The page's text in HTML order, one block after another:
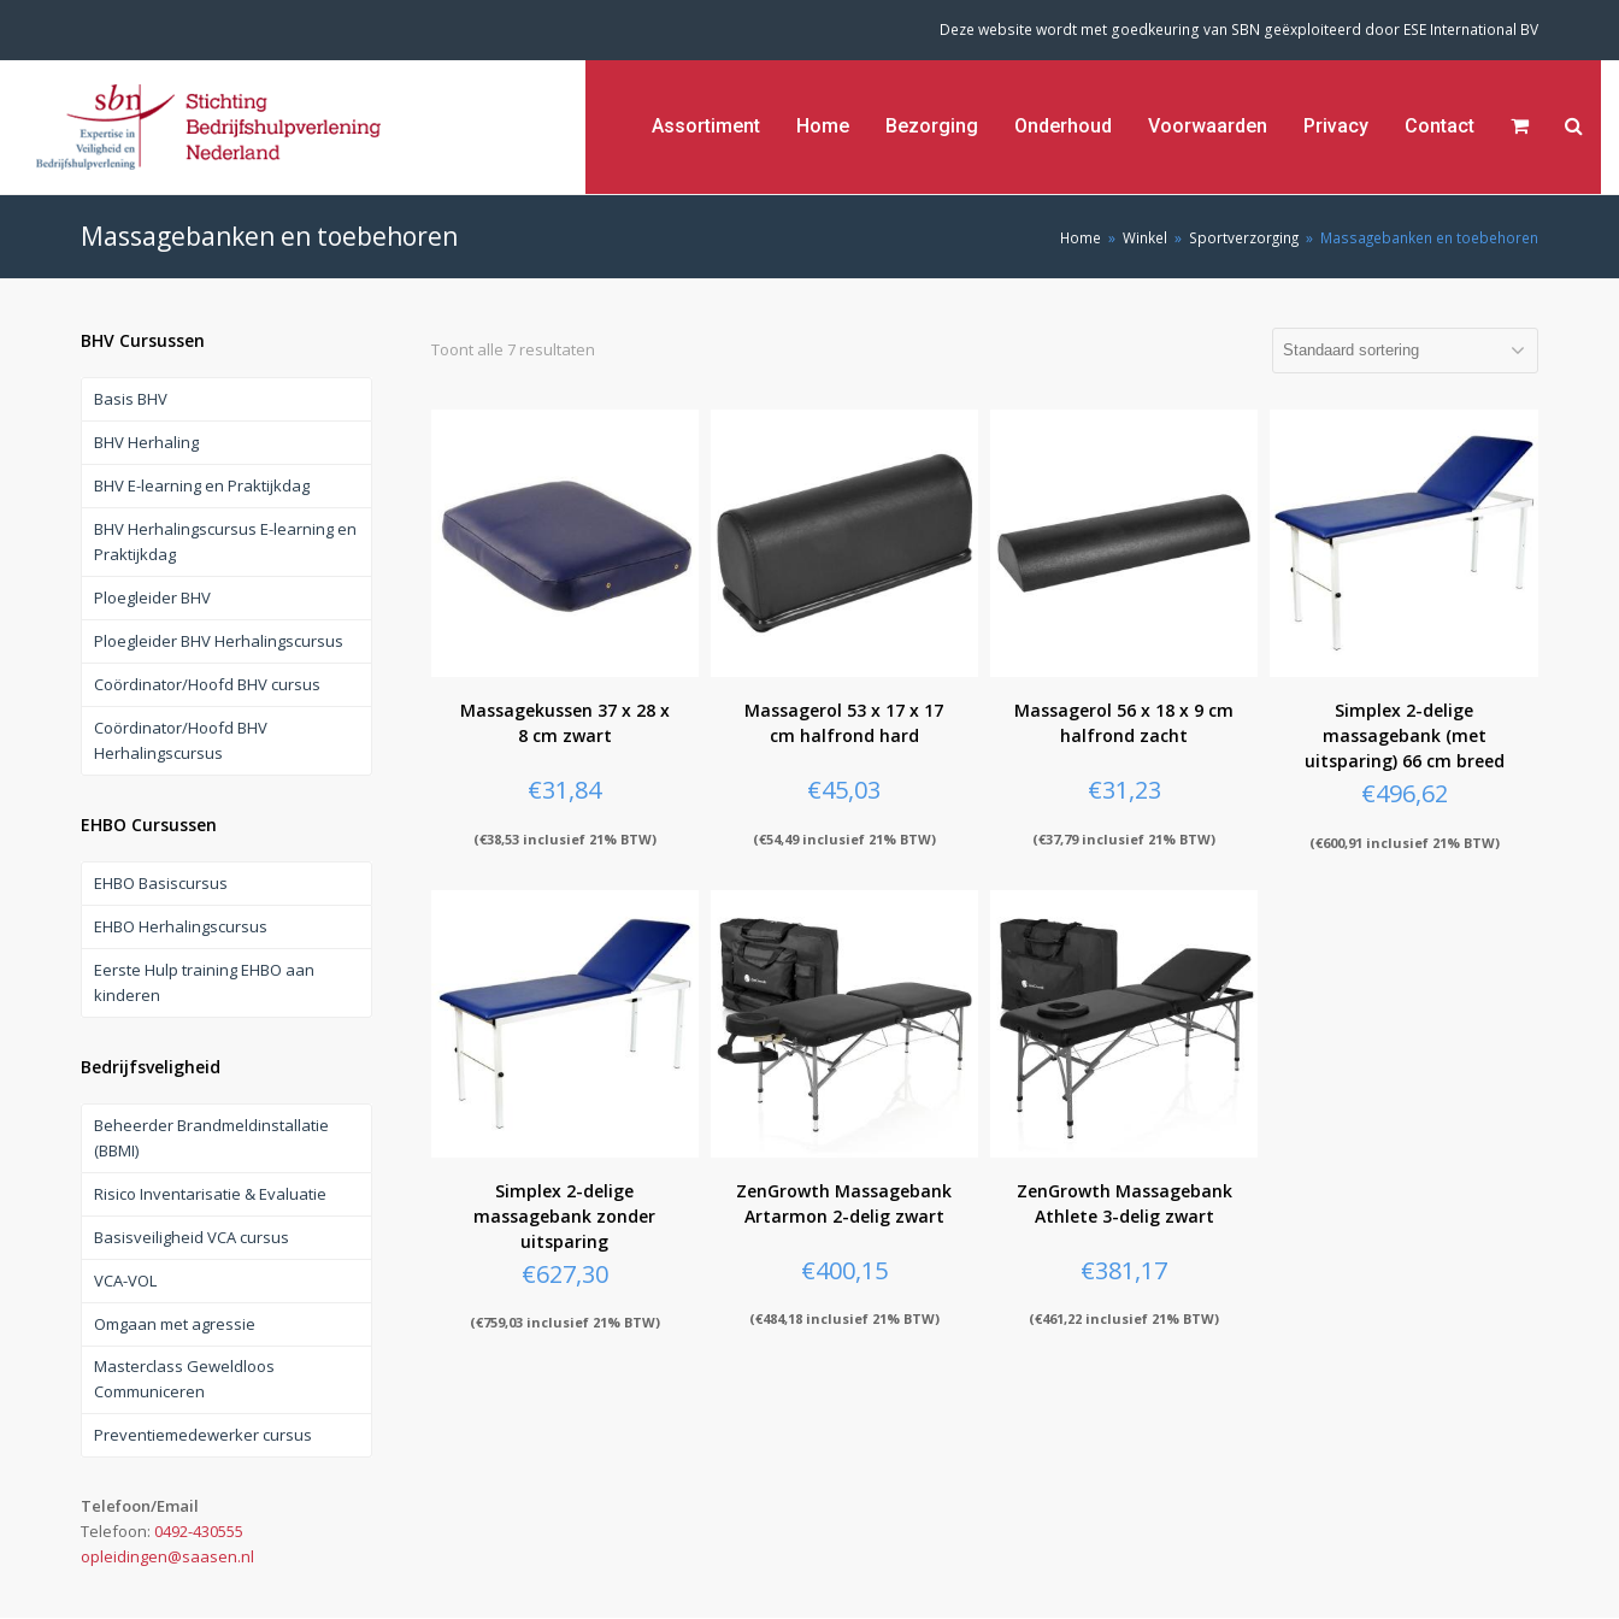
Deze website wordt met goedkeuring van SBN geëxploiteerd door ESE International BV
Assortiment Home Bezorging Onderhoud Voorwaarden Privacy Contact
Massagebanken en toebehoren Home » Winkel » Sportverzorging » Massagebanken en toebehoren
Toont alle 7 resultaten
Massagekussen 37 x 28 x
8 cm zwart
€31,84
(€38,53inclusief 21% BTW)
Massagerol 53 x 17 x 17
cm halfrond hard
€45,03
(€54,49inclusief 21% BTW)
Massagerol 56 x 18 x 9 cm
halfrond zacht
€31,23
(€37,79inclusief 21% BTW)
Simplex 2-delige
massagebank (met
uitsparing) 66 cm breed
€496,62
(€600,91 inclusief 21% BTW)
Simplex 2-delige
massagebank zonder
uitsparing
€627,30
(€759,03inclusief 21% BTW)
ZenGrowth Massagebank
Artarmon 2-delig zwart
€400,15
(€484,18inclusief 21% BTW)
ZenGrowth Massagebank
Athlete 3-delig zwart
€381,17
(€461,22 inclusief 21% BTW)
BHV Cursussen
Basis BHV
BHV Herhaling
BHV E-learning en Praktijkdag
BHV Herhalingscursus E-learning en
Praktijkdag
Ploegleider BHV
Ploegleider BHV Herhalingscursus
Coördinator/Hoofd BHV cursus
Coördinator/Hoofd BHV
Herhalingscursus
EHBO Cursussen
EHBO Basiscursus
EHBO Herhalingscursus
Eerste Hulp training EHBO aan
kinderen
Bedrijfsveligheid
Beheerder Brandmeldinstallatie
(BBMI)
Risico Inventarisatie & Evaluatie
Basisveiligheid VCA cursus
VCA-VOL
Omgaan met agressie
Masterclass Geweldloos
Communiceren
Preventiemedewerker cursus
Telefoon/Email
Telefoon:0492-430555
opleidingen@saasen.nl